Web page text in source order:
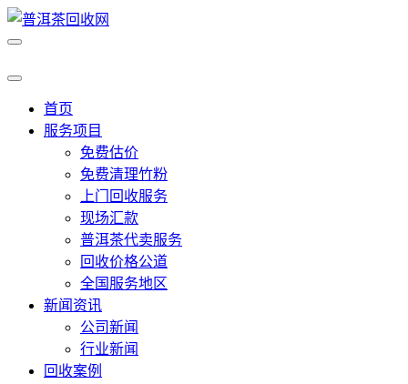
首页
服务项目
免费估价
免费清理竹粉
上门回收服务
现场汇款
普洱茶代卖服务
回收价格公道
全国服务地区
新闻资讯
公司新闻
行业新闻
回收案例